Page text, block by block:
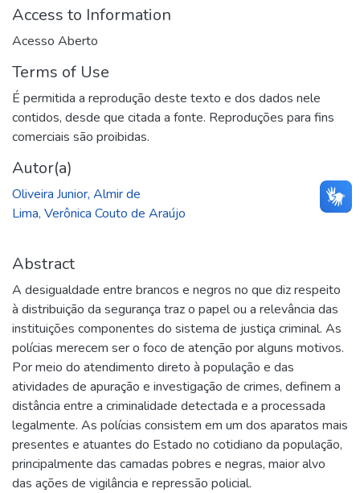
Access to Information
Acesso Aberto
Terms of Use
É permitida a reprodução deste texto e dos dados nele
contidos, desde que citada a fonte. Reproduções para fins
comerciais são proibidas.
Autor(a)
Oliveira Junior, Almir de
Lima, Verônica Couto de Araújo
Abstract
A desigualdade entre brancos e negros no que diz respeito
à distribuição da segurança traz o papel ou a relevância das
instituições componentes do sistema de justiça criminal. As
polícias merecem ser o foco de atenção por alguns motivos.
Por meio do atendimento direto à população e das
atividades de apuração e investigação de crimes, definem a
distância entre a criminalidade detectada e a processada
legalmente. As polícias consistem em um dos aparatos mais
presentes e atuantes do Estado no cotidiano da população,
principalmente das camadas pobres e negras, maior alvo
das ações de vigilância e repressão policial.